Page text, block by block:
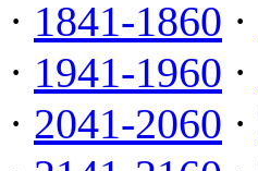
· 1841-1860 ·
· 1941-1960 ·
· 2041-2060 ·